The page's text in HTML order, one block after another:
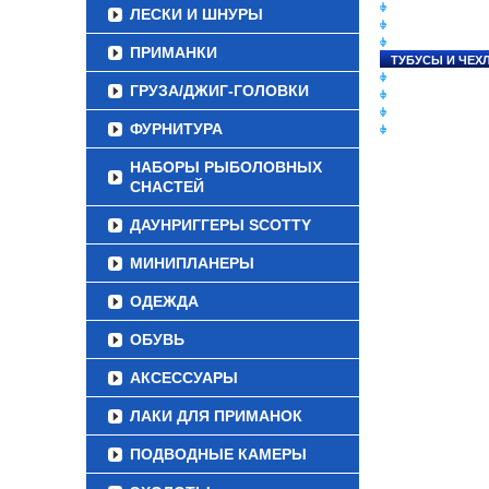
ЛЕСКИ И ШНУРЫ
ПРИМАНКИ
ГРУЗА/ДЖИГ-ГОЛОВКИ
ФУРНИТУРА
НАБОРЫ РЫБОЛОВНЫХ
СНАСТЕЙ
ДАУНРИГГЕРЫ SCOTTY
МИНИПЛАНЕРЫ
ОДЕЖДА
ОБУВЬ
АКСЕССУАРЫ
ЛАКИ ДЛЯ ПРИМАНОК
ПОДВОДНЫЕ КАМЕРЫ
ТУБУСЫ И